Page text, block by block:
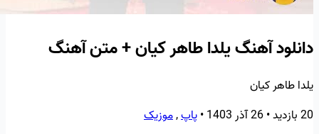
دانلود آهنگ یلدا طاهر کیان + متن آهنگ
یلدا طاهر کیان
20 بازدید
•26 آذر 1403 •پاپ,موزیک